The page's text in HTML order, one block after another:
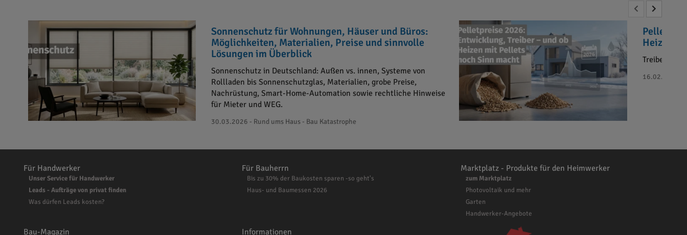
Sonnenschutz für Wohnungen, Häuser und Büros:
Möglichkeiten, Materialien, Preise und sinnvolle
Lösungen im Überblick
Sonnenschutz in Deutschland: Außen vs. innen, Systeme von
Rollladen bis Sonnenschutzglas, Materialien, grobe Preise,
Nachrüstung, Smart-Home-Automation sowie rechtliche Hinweise
für Mieter und WEG.
30.03.2026 - Rund ums Haus - Bau Katastrophe
Heizen
Treiber der
16.02.2026 -
Für Handwerker
Unser Service für Handwerker
Leads - Aufträge von privat finden
Was dürfen Leads kosten?
Für Bauherrn
Bis zu 30% der Baukosten sparen -so geht's
Haus- und Baumessen 2026
Marktplatz - Produkte für den Heimwerker
zum Marktplatz
Photovoltaik und mehr
Garten
Handwerker-Angebote
Bau-Magazin Informationen